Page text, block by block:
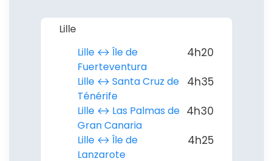
Lille
Lille ↔︎ Île de
Fuerteventura
4h20
Lille ↔︎ Santa Cruz de
Ténérife
4h35
Lille ↔︎ Las Palmas de
Gran Canaria
4h30
Lille ↔︎ Île de
Lanzarote
4h25
Politique de
confidentialité.